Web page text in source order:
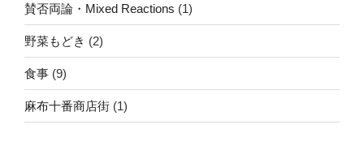
賛否両論・Mixed Reactions (1)
野菜もどき (2)
食事 (9)
麻布十番商店街 (1)